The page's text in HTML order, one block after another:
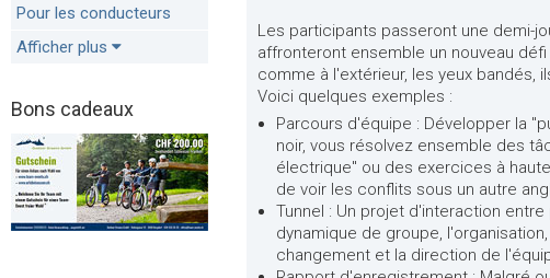
Pour les conducteurs
Afficher plus
Bons cadeaux
Les participants passeront une demi-
affronteront ensemble un nouveau
comme à l'extérieur, les yeux bandés,
Voici quelques exemples :
Parcours d'équipe : Développer la
noir, vous résolvez ensemble des
électrique" ou des exercices à
de voir les conflits sous un autre
Tunnel : Un projet d'interaction
dynamique de groupe,
changement et la direction de